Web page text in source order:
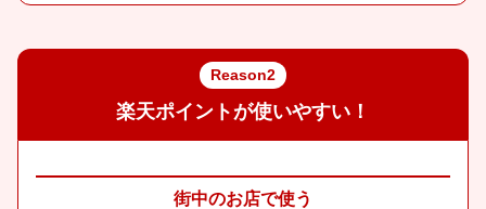
Reason2
楽天ポイントが使いやすい！
街中のお店で使う